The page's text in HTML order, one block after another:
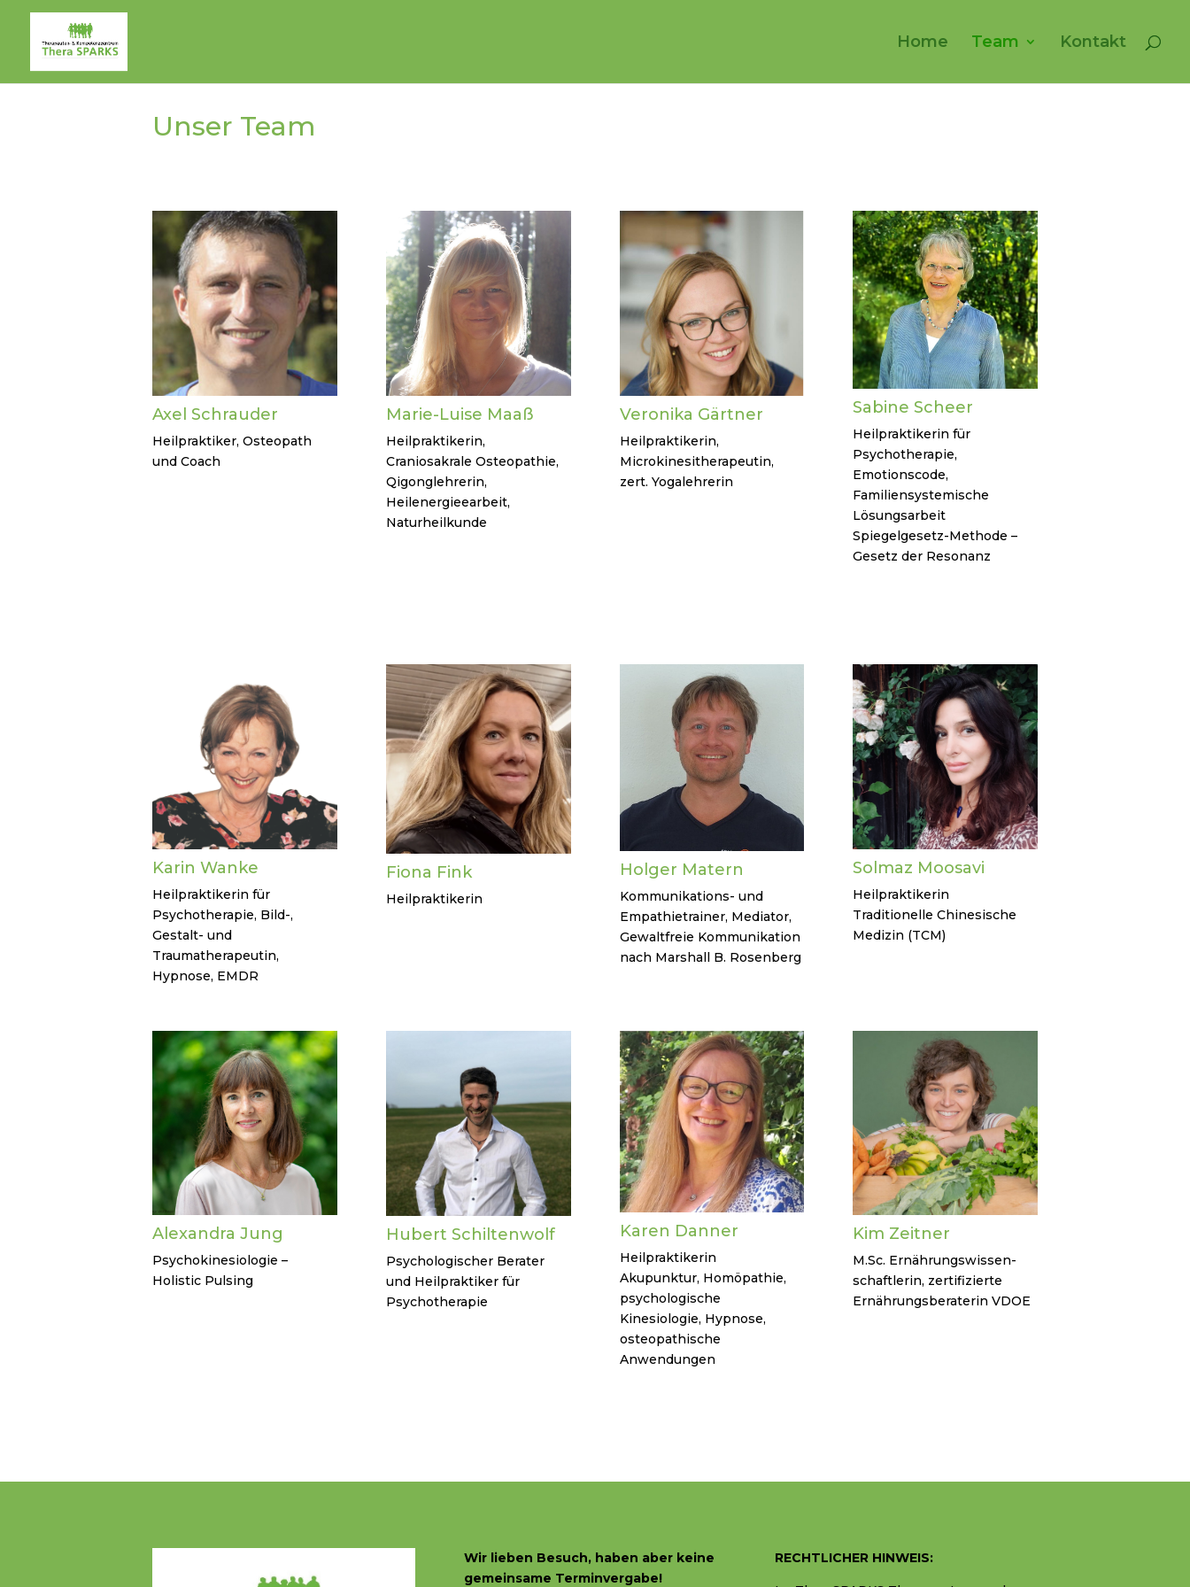
Home Team Kontakt
Unser Team
Axel Schrauder
Heilpraktiker, Osteopath
und Coach
Marie-Luise Maaß
Heilpraktikerin,
Craniosakrale Osteopathie,
Qigonglehrerin,
Heilenergieearbeit,
Naturheilkunde
Veronika Gärtner
Heilpraktikerin,
Microkinesitherapeutin,
zert. Yogalehrerin
Sabine Scheer
Heilpraktikerin für
Psychotherapie,
Emotionscode,
Familiensystemische
Lösungsarbeit
Spiegelgesetz-Methode –
Gesetz der Resonanz
Karin Wanke
Heilpraktikerin für
Psychotherapie, Bild-,
Gestalt- und
Traumatherapeutin,
Hypnose, EMDR
Fiona Fink
Heilpraktikerin
Holger Matern
Kommunikations- und
Empathietrainer, Mediator,
Gewaltfreie Kommunikation
nach Marshall B. Rosenberg
Solmaz Moosavi
Heilpraktikerin
Traditionelle Chinesische
Medizin (TCM)
Alexandra Jung
Psychokinesiologie –
Holistic Pulsing
Hubert Schiltenwolf
Psychologischer Berater
und Heilpraktiker für
Psychotherapie
Karen Danner
Heilpraktikerin
Akupunktur, Homöpathie,
psychologische
Kinesiologie, Hypnose,
osteopathische
Anwendungen
Kim Zeitner
M.Sc. Ernährungswissen-
schaftlerin, zertifizierte
Ernährungsberaterin VDOE
Wir lieben Besuch, haben aberkeine
gemeinsame Terminvergabe!
RECHTLICHER HINWEIS: